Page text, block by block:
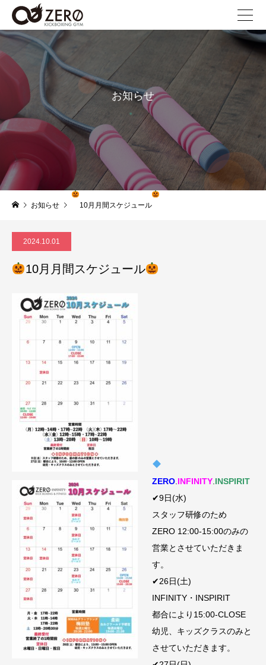
news
お知らせ
お知らせ 10月月間スケジュール
2024.10.01
10月月間スケジュール
ZERO INFINITY INSPIRIT
✔︎9日(水)
スタッフ研修のため
ZERO 12:00-15:00のみの
営業とさせていただきま
す。
✔︎26日(土)
INFINITY・INSPIRIT
都合により15:00-CLOSE
幼児、キッズクラスのみと
させていただきます。